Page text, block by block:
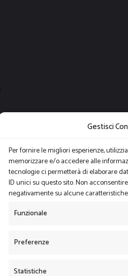
Gestisci
Per fornire le migliori esperienze,
memorizzare e/o accedere alle
tecnologie ci permetterà di elaborare
ID unici su questo sito. Non
negativamente su alcune
Funzionale
Preferenze
Statistiche